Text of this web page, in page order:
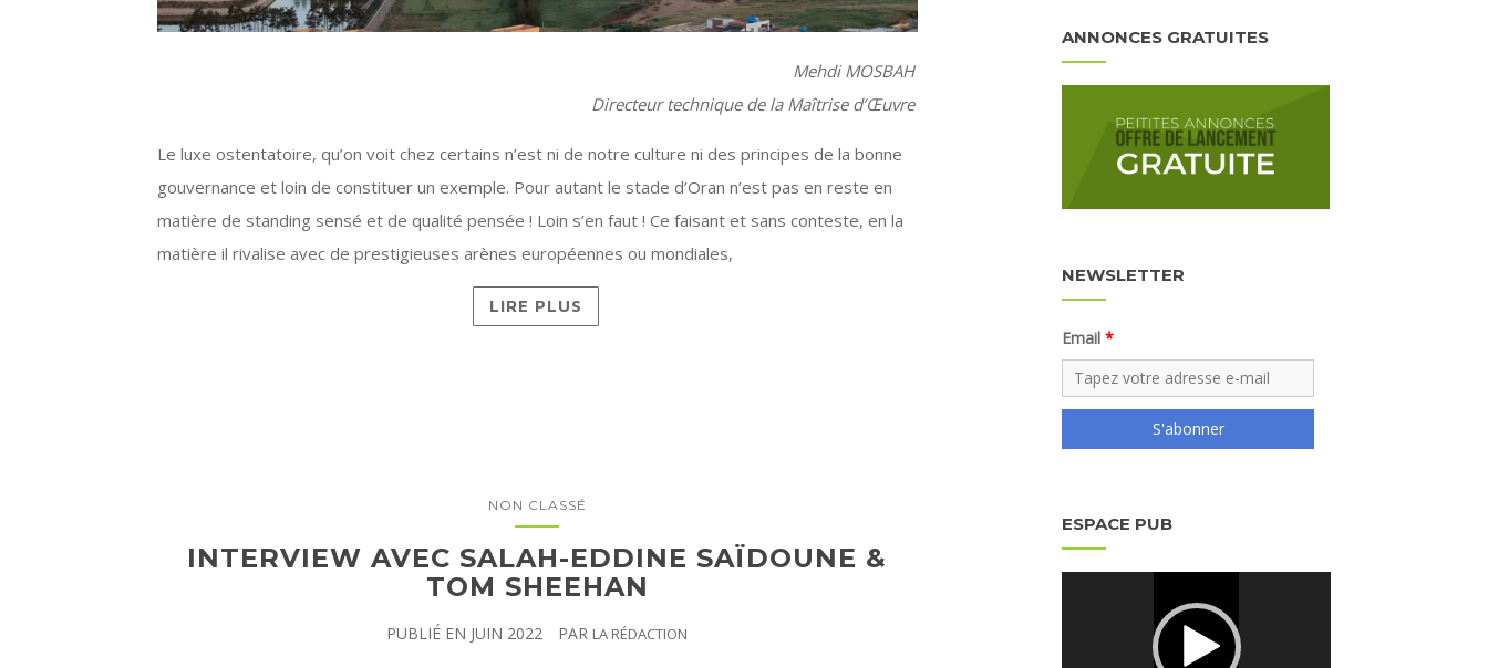
Mehdi MOSBAH
Directeur technique de la Maîtrise d’Œuvre
Le luxe ostentatoire, qu’on voit chez certains n’est ni de notre culture ni des principes de la bonne
gouvernance et loin de constituer un exemple. Pour autant le stade d’Oran n’est pas en reste en
matière de standing sensé et de qualité pensée ! Loin s’en faut ! Ce faisant et sans conteste, en la
matière il rivalise avec de prestigieuses arènes européennes ou mondiales,
LIRE PLUS
NON CLASSÉ
INTERVIEW AVEC SALAH-EDDINE SAÏDOUNE &
TOM SHEEHAN
PUBLIÉ EN JUIN 2022 PAR LA RÉDACTION
ANNONCES GRATUITES
NEWSLETTER
Email
S'abonner
ESPACE PUB